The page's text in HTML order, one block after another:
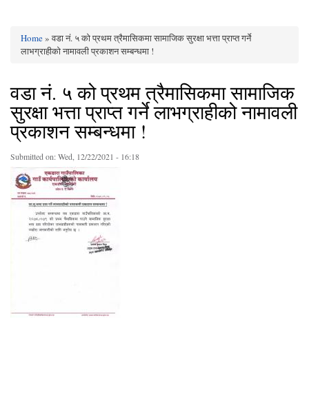
You are here
Home» वडा नं. ५ को प्रथम त्रैमासिकमा सामाजिक सुरक्षा भत्ता प्राप्त गर्ने
लाभग्राहीको नामावली प्रकाशन सम्बन्धमा !
वडा नं. ५ को प्रथम त्रैमासिकमा सामाजिक
सुरक्षा भत्ता प्राप्त गर्ने लाभग्राहीको नामावली
प्रकाशन सम्बन्धमा !
Submitted on:Wed, 12/22/2021 - 16:18